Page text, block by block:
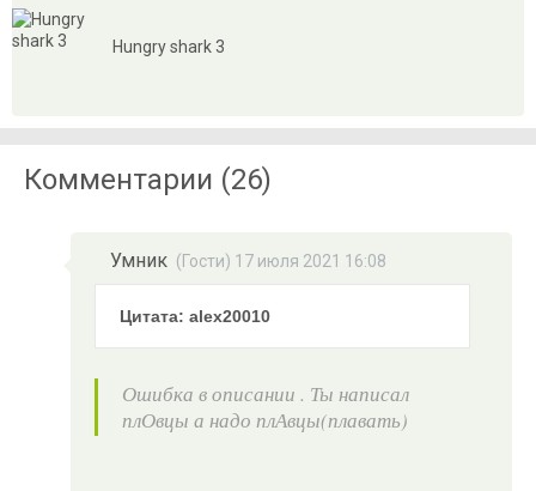
Hungry shark 3
Комментарии (26)
Умник (Гости) 17 июля 2021 16:08
Цитата: alex20010
Ошибка в описании . Ты написал
плОвцы а надо плАвцы(плавать)